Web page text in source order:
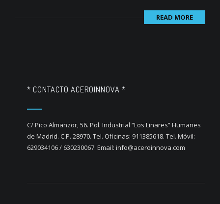
READ MORE
* CONTACTO ACEROINNOVA *
C/ Pico Almanzor, 56. Pol. Industrial “Los Linares” Humanes
de Madrid. C.P. 28970. Tel. Oficinas: 911385618. Tel. Móvil:
629034106 / 630230067. Email: info@aceroinnova.com